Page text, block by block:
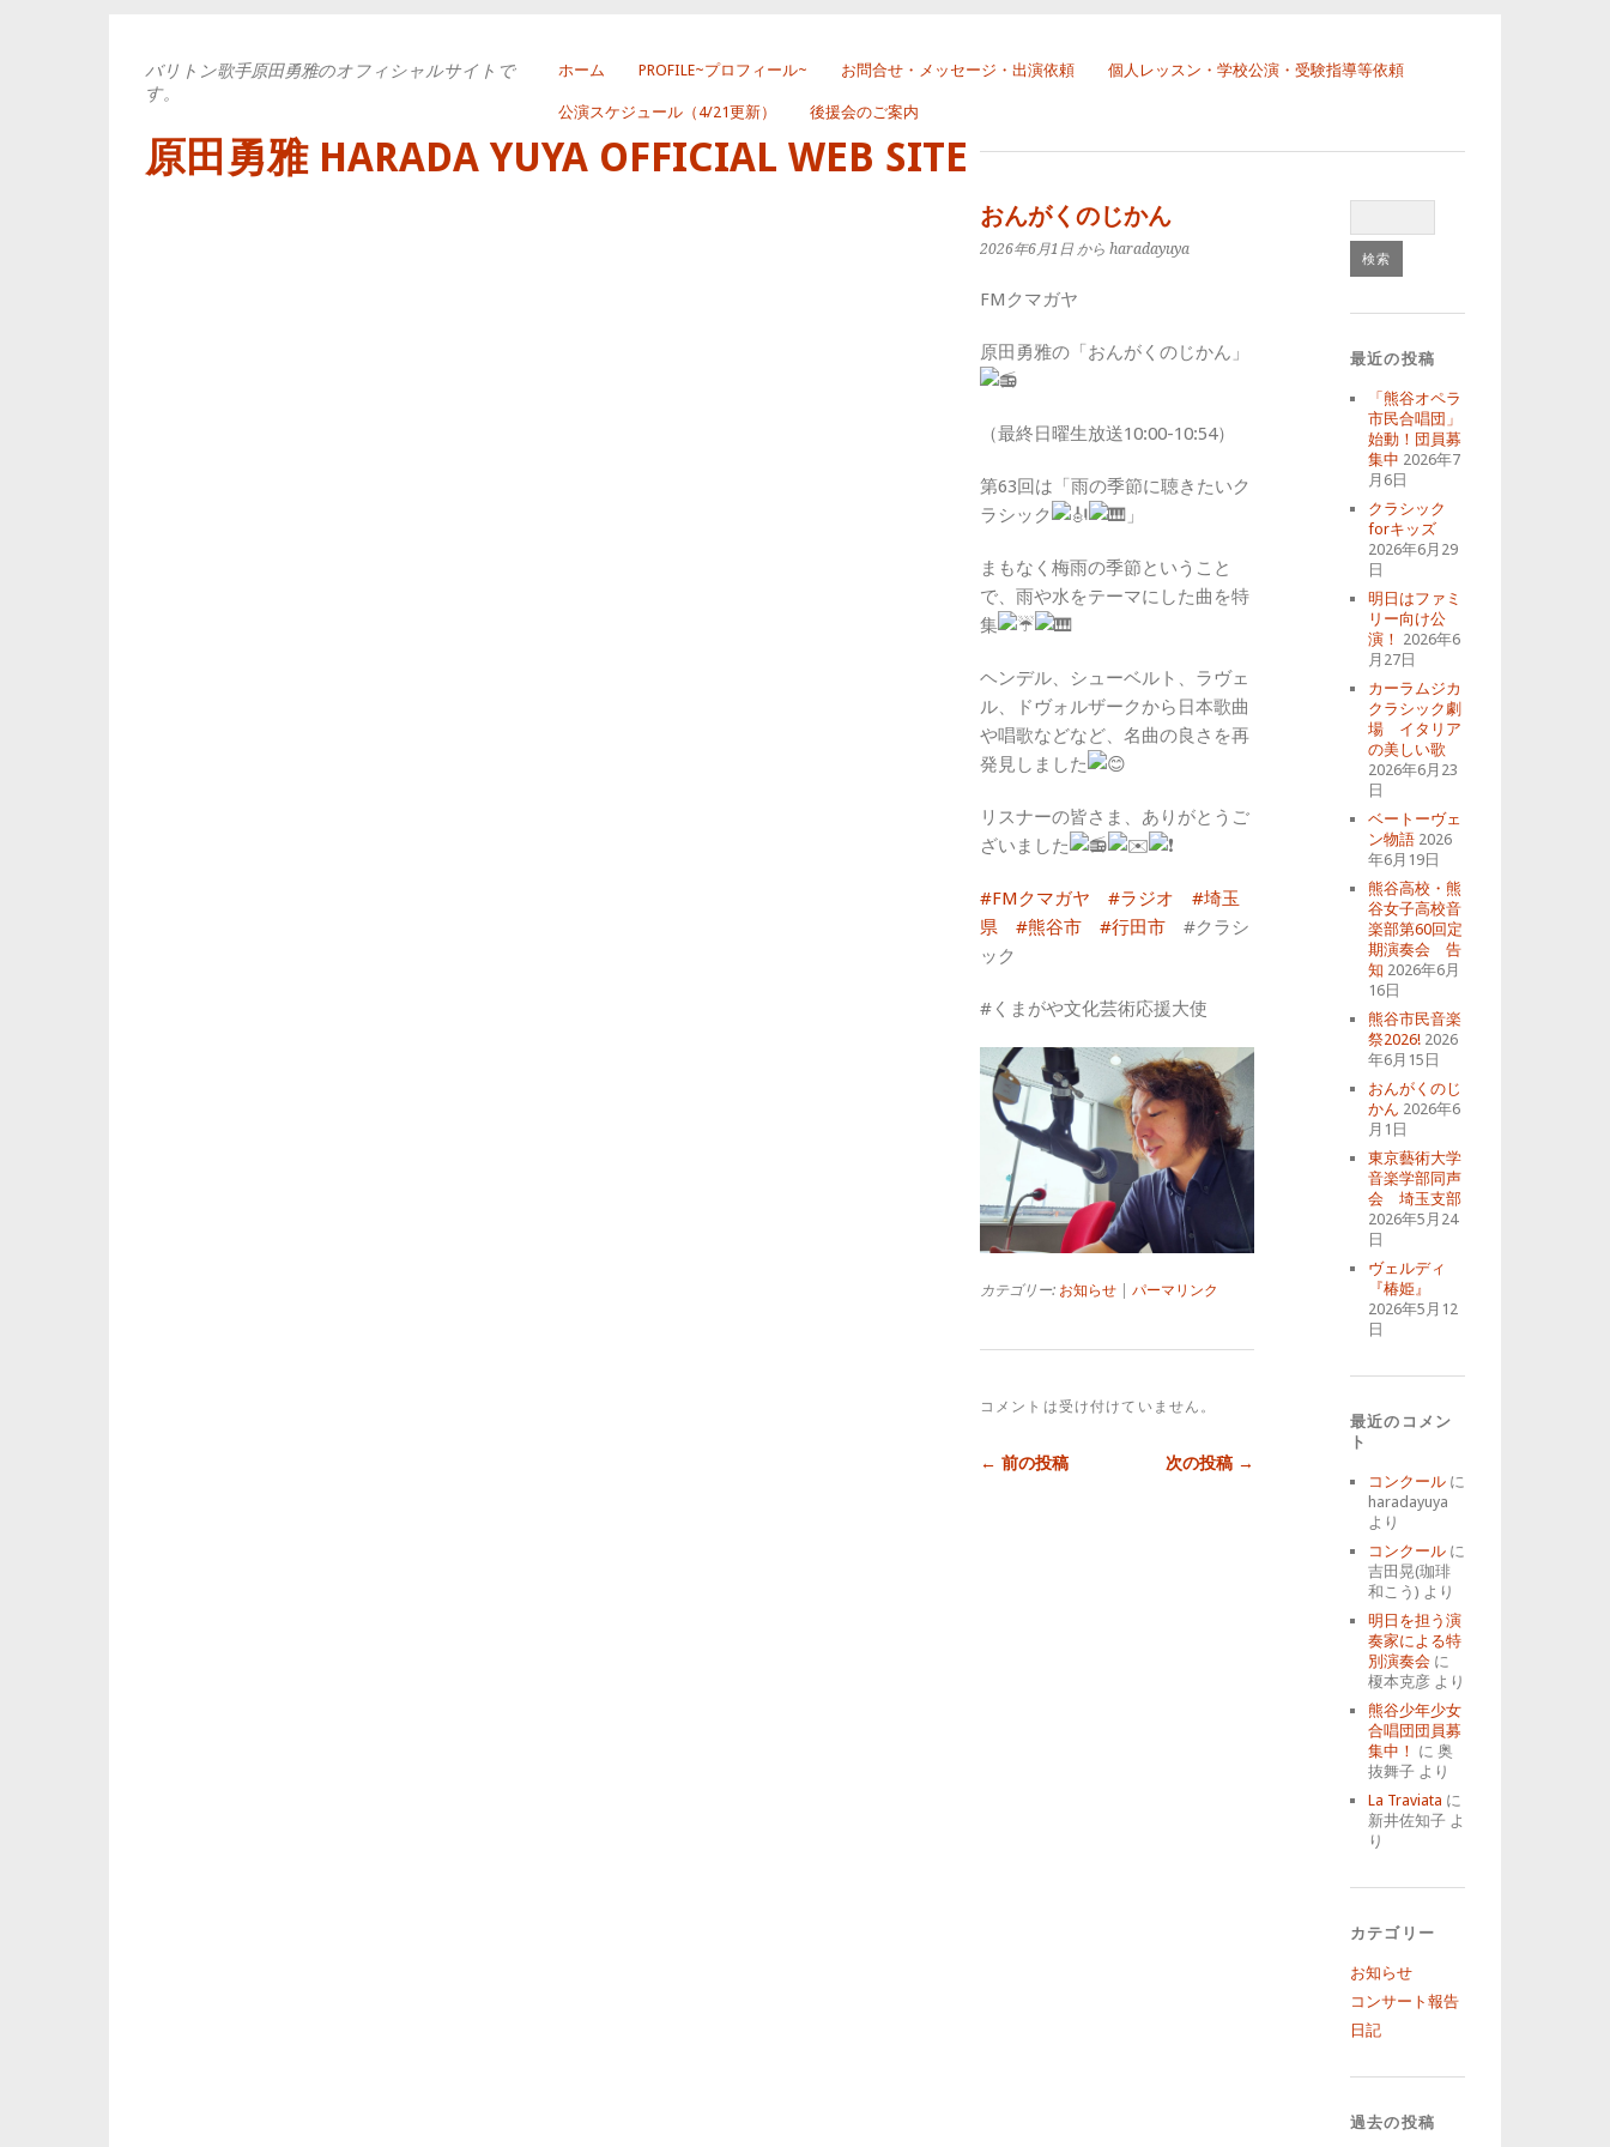
ホーム PROFILE~プロフィール~ お問合せ・メッセージ・出演依頼 個人レッスン・学校公演・受験指導等依頼
公演スケジュール（4/21更新） 後援会のご案内
原田勇雅 HARADA YUYA OFFICIAL WEB SITE
バリトン歌手原田勇雅のオフィシャルサイトで
す。
おんがくのじかん
2026年6月1日 から haradayuya
FMクマガヤ
原田勇雅の「おんがくのじかん」
（最終日曜生放送10:00-10:54）
第63回は「雨の季節に聴きたいク
ラシック
」
まもなく梅雨の季節ということ
で、雨や水をテーマにした曲を特
集
ヘンデル、シューベルト、ラヴェ
ル、ドヴォルザークから日本歌曲
や唱歌などなど、名曲の良さを再
発見しました
リスナーの皆さま、ありがとうご
ざいました
#FMクマガヤ #ラジオ
#埼玉
県
#熊谷市 #行田市 #クラシ
ック
#くまがや文化芸術応援大使
カテゴリー: お知らせ パーマリンク
コメントは受け付けていません。
← 前の投稿 次の投稿 →
最近の投稿
「熊谷オペラ
市民合唱団」
始動！団員募
集中 2026年7
月6日
クラシック
forキッズ
2026年6月29
日
明日はファミ
リー向け公
演！ 2026年6
月27日
カーラムジカ
クラシック劇
場 イタリア
の美しい歌
2026年6月23
日
ベートーヴェ
ン物語 2026
年6月19日
熊谷高校・熊
谷女子高校音
楽部第60回定
期演奏会 告
知 2026年6月
16日
熊谷市民音楽
祭2026! 2026
年6月15日
おんがくのじ
かん 2026年6
月1日
東京藝術大学
音楽学部同声
会 埼玉支部
2026年5月24
日
ヴェルディ
『椿姫』
2026年5月12
日
最近のコメン
ト
コンクールに
haradayuya
より
コンクールに
吉田晃(珈琲
和こう) より
明日を担う演
奏家による特
別演奏会に
榎本克彦より
熊谷少年少女
合唱団団員募
集中！ に 奥
抜舞子より
La Traviata に
新井佐知子よ
り
カテゴリー
お知らせ
コンサート報告
日記
過去の投稿